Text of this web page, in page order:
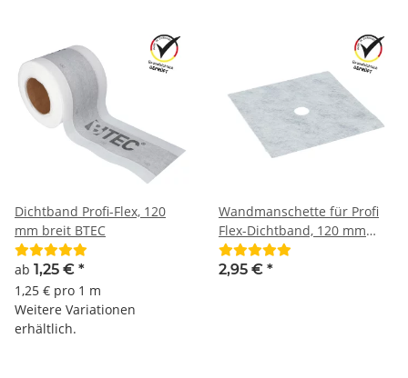
Dichtband Profi-Flex, 120
mm breit BTEC
ab 1,25 € *
1,25 € pro 1 m
Weitere Variationen
erhältlich.
Wandmanschette für Profi
Flex-Dichtband, 120 mm
breit BTEC
2,95 € *